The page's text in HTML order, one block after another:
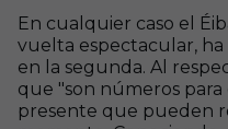
En cualquier caso el
vuelta espectacular,
en la segunda. Al
que "son números
presente que pueden